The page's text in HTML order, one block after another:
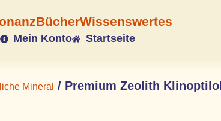
BücherWissenswertes
Mein Konto Startseite
Mineral / Premium Zeolith